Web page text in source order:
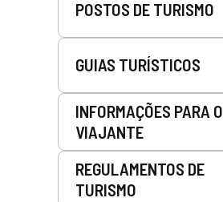
POSTOS DE TURISMO
GUIAS TURÍSTICOS
INFORMAÇÕES PARA O
VIAJANTE
REGULAMENTOS DE
TURISMO